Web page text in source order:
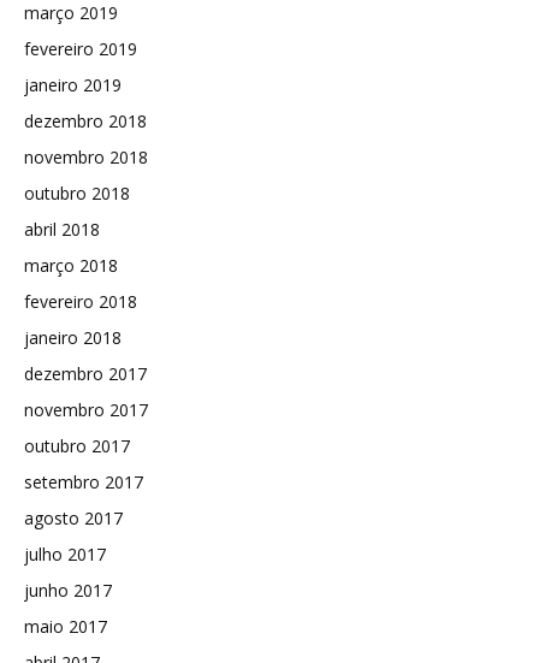
março 2019
fevereiro 2019
janeiro 2019
dezembro 2018
novembro 2018
outubro 2018
abril 2018
março 2018
fevereiro 2018
janeiro 2018
dezembro 2017
novembro 2017
outubro 2017
setembro 2017
agosto 2017
julho 2017
junho 2017
maio 2017